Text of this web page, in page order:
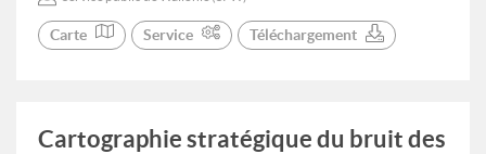
Carte Service Téléchargement
Cartographie stratégique du bruit des